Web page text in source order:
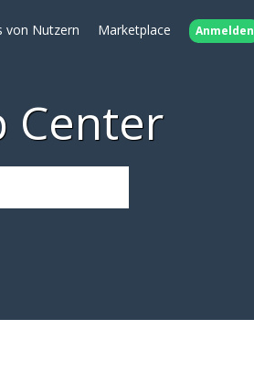
von Nutzern Marketplace Anmelden
Center